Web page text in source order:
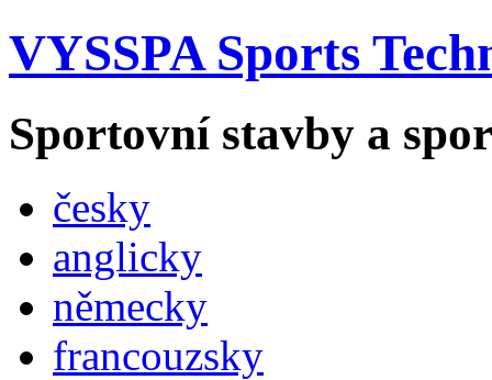
VYSSPA Sports
Sportovní stavby a
česky
anglicky
německy
francouzsky